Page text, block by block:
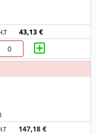
43,13 €
147,18 €